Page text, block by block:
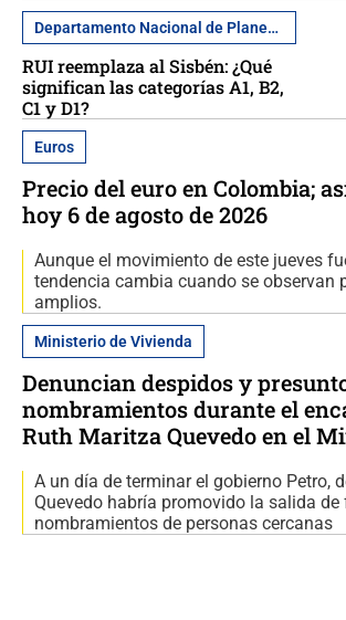
Departamento Nacional de Planeación
RUI reemplaza al Sisbén: ¿Qué
significan las categorías A1, B2,
C1 y D1?
Euros
Precio del euro en Colombia;
hoy 6 de agosto de 2026
Aunque el movimiento de este jueves
tendencia cambia cuando se observan
amplios.
Ministerio de Vivienda
Denuncian despidos y
nombramientos durante el
Ruth Maritza Quevedo en el
A un día de terminar el gobierno Petro,
Quevedo habría promovido la salida
nombramientos de personas cercanas